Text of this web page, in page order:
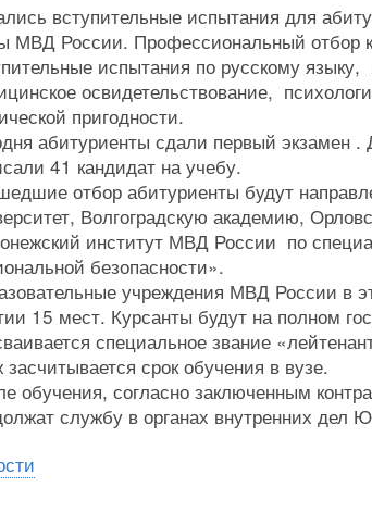
вступительные испытания для
МВД России. Профессиональный отбор
испытания по русскому
освидетельствование,
пригодности.
абитуриенты сдали первый экзамен .
41 кандидат на учебу.
отбор абитуриенты будут
Волгоградскую академию,
институт МВД России по
безопасности».
учреждения МВД России в
15 мест. Курсанты будут на полном
специальное звание
засчитывается срок обучения в вузе.
обучения, согласно заключенным
службу в органах внутренних дел